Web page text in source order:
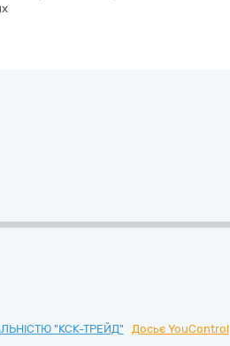
"КСК-ТРЕЙД"
Досьє YouControl